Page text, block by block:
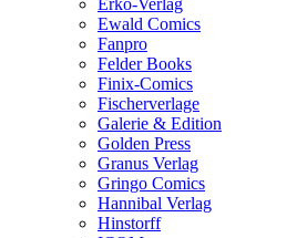
Erko-Verlag
Ewald Comics
Fanpro
Felder Books
Finix-Comics
Fischerverlage
Galerie & Edition
Golden Press
Granus Verlag
Gringo Comics
Hannibal Verlag
Hinstorff